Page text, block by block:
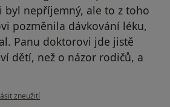
byl nepříjemný, ale to z toho
pozměnila dávkování léku,
Panu doktorovi jde jistě
dětí, než o názor rodičů, a
názoru uživatele Váš účet byl odstraněn
zneužití